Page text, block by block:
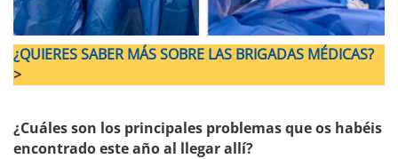
¿QUIERES SABER MÁS SOBRE LAS BRIGADAS MÉDICAS?
>
¿Cuáles son los principales problemas que os habéis
encontrado este año al llegar allí?